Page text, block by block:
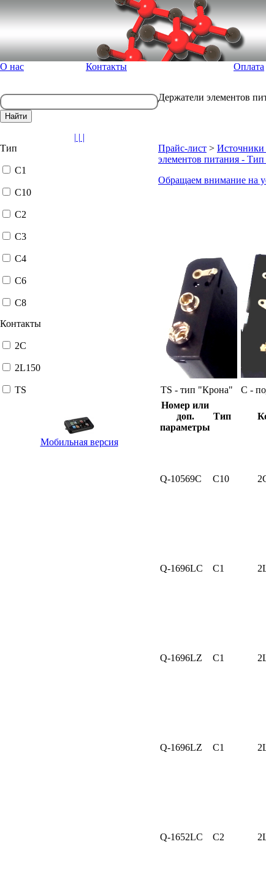
О нас Контакты Оплата
Держатели элементов
| | |
Тип
C1
C10
C2
C3
C4
C6
C8
Контакты
2C
2L150
TS
Мобильная версия
Прайс-лист > Источники
элементов питания - Тип
Обращаем внимание на
TS - тип "Крона" С -
Номер или
доп.
параметры
Тип
Q-10569C C10
Q-1696LC C1
Q-1696LZ C1
Q-1696LZ C1
Q-1652LC C2